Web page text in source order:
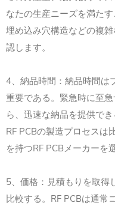
なたの生産ニーズを満た
埋め込み穴構造などの複
認します。
4、納品時間：納品時間は
重要である。緊急時に至
ら、迅速な納品を提供でき
RF PCBの製造プロセスは
を持つRF PCBメーカーを
5、価格：見積もりを取得
比較する。RF PCBは通常